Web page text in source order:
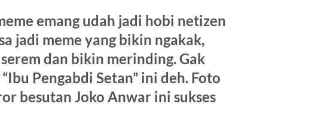
emang udah jadi hobi netizen
jadi meme yang bikin ngakak,
dan bikin merinding. Gak
Pengabdi Setan” ini deh. Foto
besutan Joko Anwar ini sukses